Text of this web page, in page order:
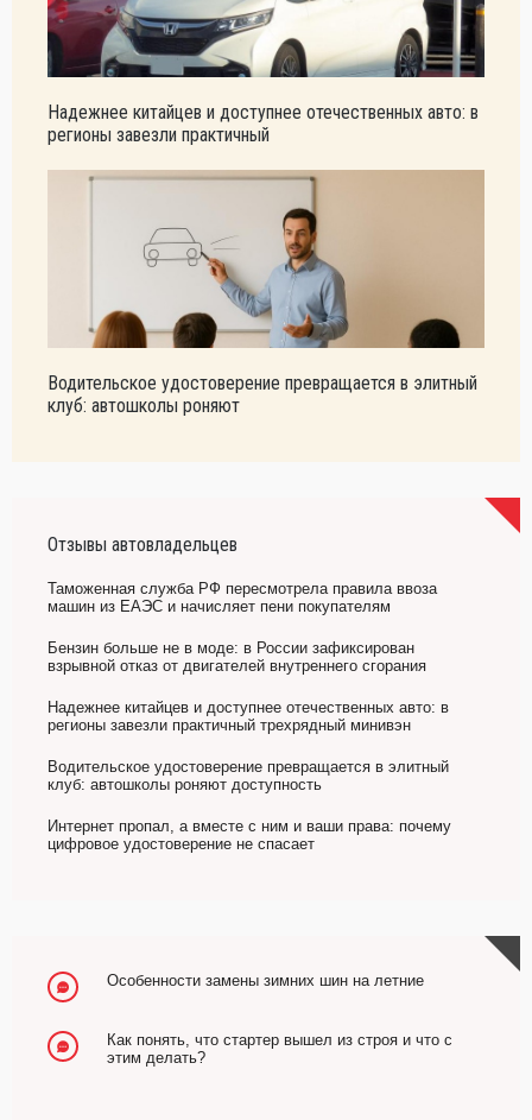
Надежнее китайцев и доступнее отечественных авто: в
регионы завезли практичный
Водительское удостоверение превращается в элитный
клуб: автошколы роняют
Отзывы автовладельцев
Таможенная служба РФ пересмотрела правила ввоза
машин из ЕАЭС и начисляет пени покупателям
Бензин больше не в моде: в России зафиксирован
взрывной отказ от двигателей внутреннего сгорания
Надежнее китайцев и доступнее отечественных авто: в
регионы завезли практичный трехрядный минивэн
Водительское удостоверение превращается в элитный
клуб: автошколы роняют доступность
Интернет пропал, а вместе с ним и ваши права: почему
цифровое удостоверение не спасает
Особенности замены зимних шин на летние
Как понять, что стартер вышел из строя и что с
этим делать?